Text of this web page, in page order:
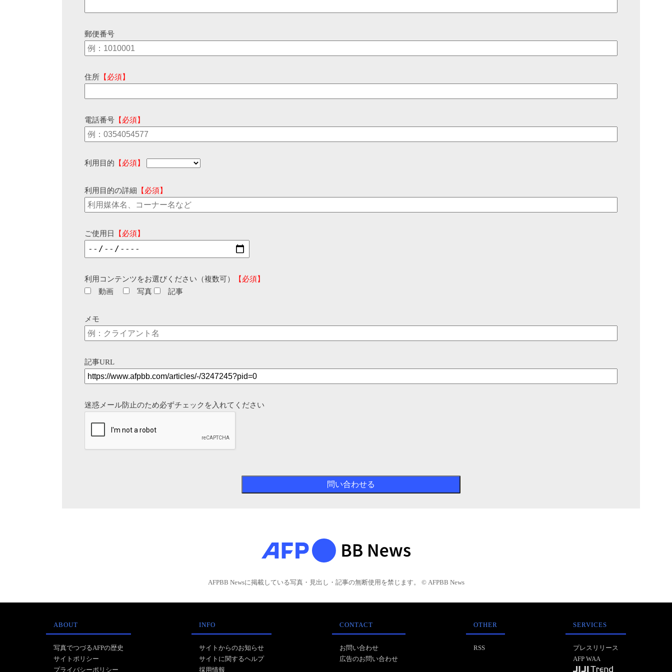
郵便番号
住所 【必須】
電話番号 【必須】
利用目的 【必須】
利用目的の詳細 【必須】
ご使用日 【必須】
利用コンテンツをお選びください（複数可）
【必須】
動画
写真 記事
メモ
記事URL
迷惑メール防止のため必ずチェックを入れてください
AFPBB Newsに掲載している写真・見出し・記事の無断使用を禁じます。 © AFPBB News
ABOUT
写真でつづるAFPの歴史
サイトポリシー
プライバシーポリシー
INFO
サイトからのお知らせ
サイトに関するヘルプ
採用情報
CONTACT
お問い合わせ
広告のお問い合わせ
OTHER
RSS
SERVICES
プレスリリース
AFP WAA